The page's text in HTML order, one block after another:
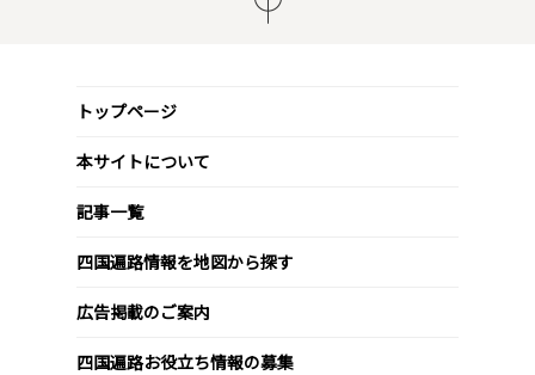
トップページ
本サイトについて
記事一覧
四国遍路情報を地図から探す
広告掲載のご案内
四国遍路お役立ち情報の募集